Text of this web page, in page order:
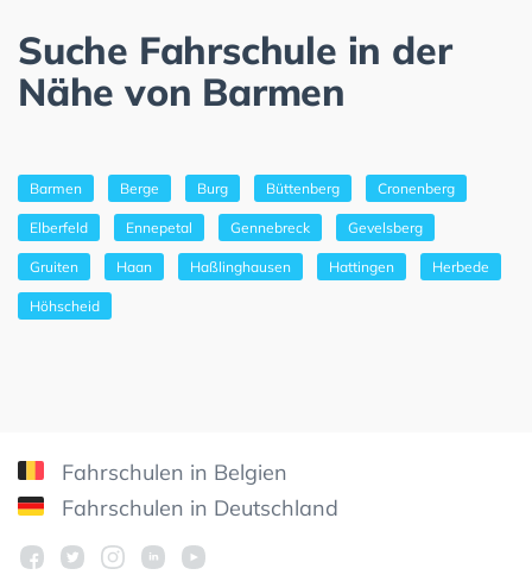
Suche Fahrschule in der
Nähe von Barmen
Barmen Berge Burg Büttenberg Cronenberg
Elberfeld Ennepetal Gennebreck Gevelsberg
Gruiten Haan Haßlinghausen Hattingen Herbede
Höhscheid
Fahrschulen in Belgien
Fahrschulen in Deutschland